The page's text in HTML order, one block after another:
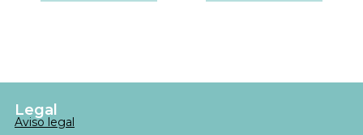
Legal
Aviso legal